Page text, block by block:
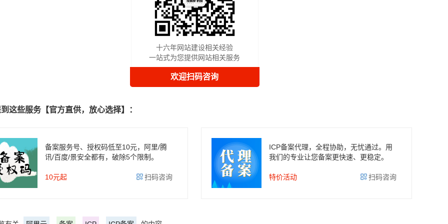
十六年网站建设相关经验
一站式为您提供网站相关服务
欢迎扫码咨询
这些服务【官方直供，放心选择】：
备案服务号、授权码低至10元，阿里/腾
讯/百度/景安全都有，破除5个限制。
10元起 扫码咨询
ICP备案代理，全程协助，无忧通过。用
我们的专业让您备案更快速、更稳定。
特价活动 扫码咨询